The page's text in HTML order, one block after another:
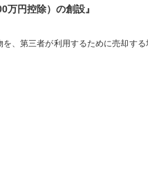
円控除）の創設』
、第三者が利用するために売却する